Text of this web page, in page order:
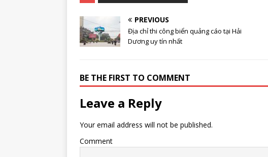
PREVIOUS
Địa chỉ thi công biển quảng cáo tại Hải
Dương uy tín nhất
BE THE FIRST TO COMMENT
Leave a Reply
Your email address will not be published.
Comment